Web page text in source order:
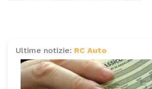
Ultime notizie: RC Auto